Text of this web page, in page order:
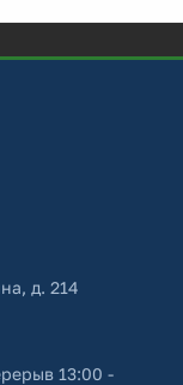
д. 214
13:00 -